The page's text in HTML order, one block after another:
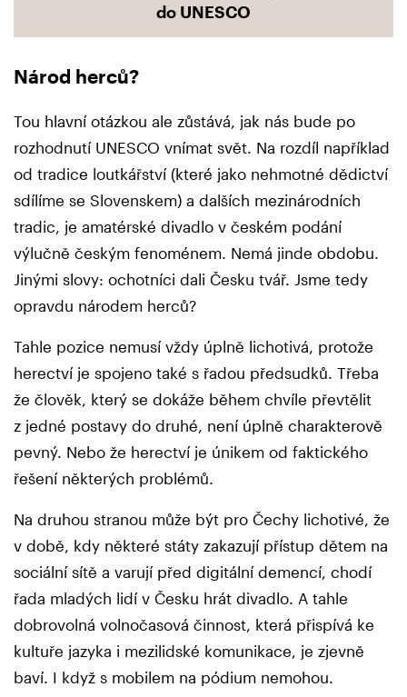
do UNESCO
Národ herců?
Tou hlavní otázkou ale zůstává, jak nás bude po
rozhodnutí UNESCO vnímat svět. Na rozdíl například
od tradice loutkářství (které jako nehmotné dědictví
sdílíme se Slovenskem) a dalších mezinárodních
tradic, je amatérské divadlo v českém podání
výlučně českým fenoménem. Nemá jinde obdobu.
Jinými slovy: ochotníci dali Česku tvář. Jsme tedy
opravdu národem herců?
Tahle pozice nemusí vždy úplně lichotivá, protože
herectví je spojeno také s řadou předsudků. Třeba
že člověk, který se dokáže během chvíle převtělit
z jedné postavy do druhé, není úplně charakterově
pevný. Nebo že herectví je únikem od faktického
řešení některých problémů.
Na druhou stranou může být pro Čechy lichotivé, že
v době, kdy některé státy zakazují přístup dětem na
sociální sítě a varují před digitální demencí, chodí
řada mladých lidí v Česku hrát divadlo. A tahle
dobrovolná volnočasová činnost, která přispívá ke
kultuře jazyka i mezilidské komunikace, je zjevně
baví. I když s mobilem na pódium nemohou.